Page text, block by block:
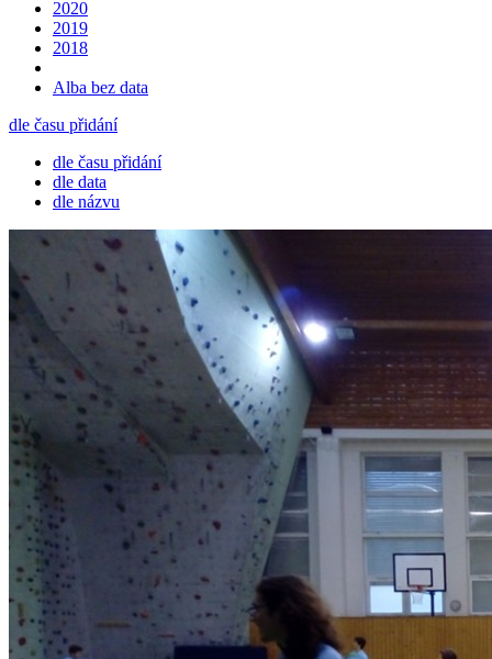
2020
2019
2018
Alba bez data
dle času přidání
dle času přidání
dle data
dle názvu